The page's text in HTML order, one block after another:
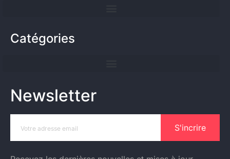
Catégories
Newsletter
S'incrire